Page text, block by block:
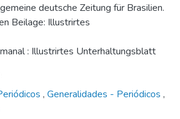
deutsche Zeitung für Brasilien.
Beilage: Illustrirtes
: Illustrirtes Unterhaltungsblatt
, Generalidades - Periódicos ,